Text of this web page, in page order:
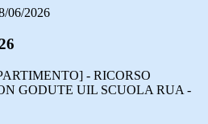
06/2026
- RICORSO
GODUTE UIL SCUOLA RUA -